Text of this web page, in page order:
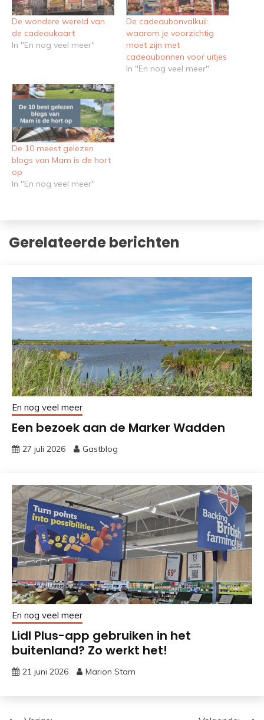
De wondere wereld van
de cadeaukaart
In "En nog veel meer"
De cadeaubonvalkuil:
waarom je voorzichtig
moet zijn met
cadeaubonnen voor uitjes
In "En nog veel meer"
De 10 meest gelezen
blogs van Mam is de hort
op
In "En nog veel meer"
Gerelateerde berichten
En nog veel meer
Een bezoek aan de Marker Wadden
27 juli 2026 Gastblog
En nog veel meer
Lidl Plus-app gebruiken in het
buitenland? Zo werkt het!
21 juni 2026 Marion Stam